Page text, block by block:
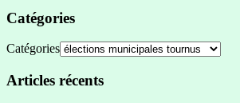
Catégories
Catégories
Articles récents